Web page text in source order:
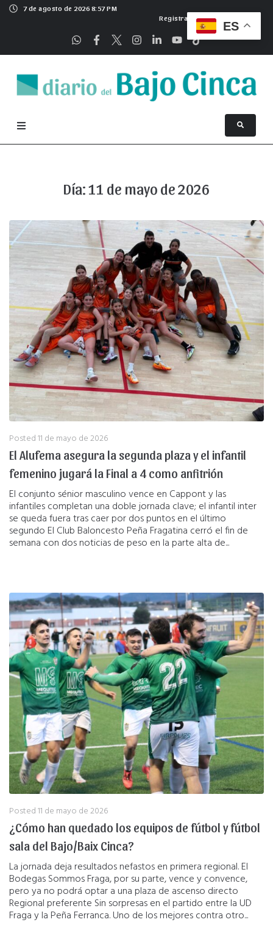
7 de agosto de 2026 8:57 PM
Registrarse
Día:11 de mayo de 2026
Posted11 de mayo de 2026
El Alufema asegura la segunda plaza y el infantil
femenino jugará la Final a 4 como anfitrión
El conjunto sénior masculino vence en Cappont y las
infantiles completan una doble jornada clave; el infantil inter
se queda fuera tras caer por dos puntos en el último
segundo El Club Baloncesto Peña Fragatina cerró el fin de
semana con dos noticias de peso en la parte alta de...
Posted11 de mayo de 2026
¿Cómo han quedado los equipos de fútbol y fútbol
sala del Bajo/Baix Cinca?
La jornada deja resultados nefastos en primera regional. El
Bodegas Sommos Fraga, por su parte, vence y convence,
pero ya no podrá optar a una plaza de ascenso directo
Regional preferente Sin sorpresas en el partido entre la UD
Fraga y la Peña Ferranca. Uno de los mejores contra otro...
ES